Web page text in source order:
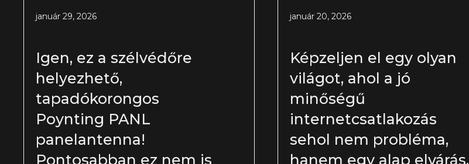
január 29, 2026
Igen, ez a szélvédőre
helyezhető,
tapadókorongos
Poynting PANL
panelantenna!
Pontosabban ez nem is
január 20, 2026
Képzeljen el egy olyan
világot, ahol a jó
minőségű
internetcsatlakozás
sehol nem probléma,
hanem egy alap elvárás.